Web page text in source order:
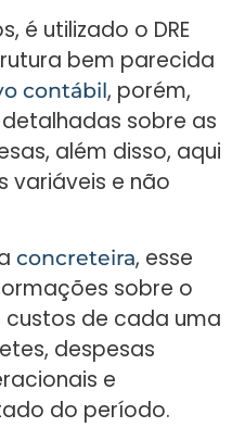
é utilizado o DRE
bem parecida
contábil, porém,
sobre as
além disso, aqui
variáveis e não
concreteira, esse
sobre o
custos de cada uma
despesas
e
do período.